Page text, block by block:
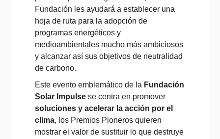
Fundación les ayudará a establecer una
hoja de ruta para la adopción de
programas energéticos y
medioambientales mucho más ambiciosos
y alcanzar así sus objetivos de neutralidad
de carbono.
Este evento emblemático de la Fundación
Solar Impulsese centra en promover
soluciones y acelerar la acción por el
clima, los Premios Pioneros quieren
mostrar el valor de sustituir lo que destruye